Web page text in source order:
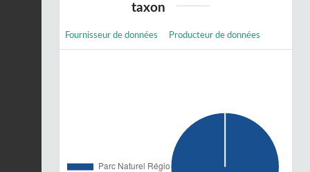
taxon
Fournisseur de données Producteur de données